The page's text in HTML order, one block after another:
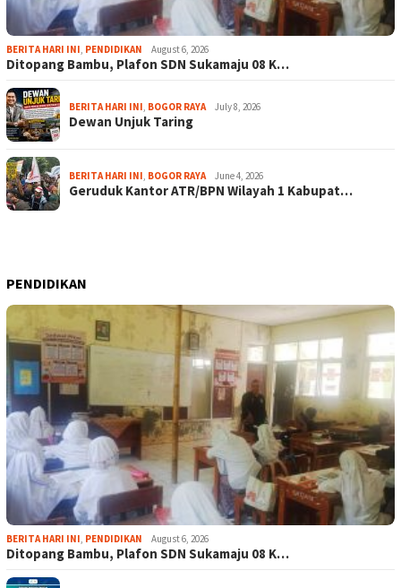
BERITA HARI INI, PENDIDIKAN August 6, 2026
Ditopang Bambu, Plafon SDN Sukamaju 08 K…
BERITA HARI INI, BOGOR RAYA July 8, 2026
Dewan Unjuk Taring
BERITA HARI INI, BOGOR RAYA June 4, 2026
Geruduk Kantor ATR/BPN Wilayah 1 Kabupat…
PENDIDIKAN
BERITA HARI INI, PENDIDIKAN August 6, 2026
Ditopang Bambu, Plafon SDN Sukamaju 08 K…